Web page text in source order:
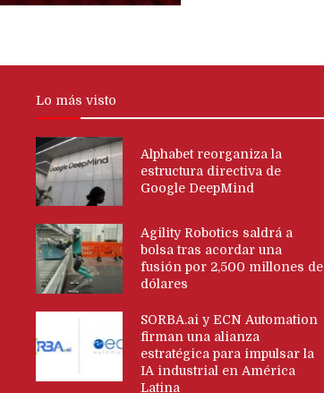
Lo más visto
Alphabet reorganiza la
estructura directiva de
Google DeepMind
Agility Robotics saldrá a
bolsa tras acordar una
fusión por 2,500 millones de
dólares
SORBA.ai y ECN Automation
firman una alianza
estratégica para impulsar la
IA industrial en América
Latina